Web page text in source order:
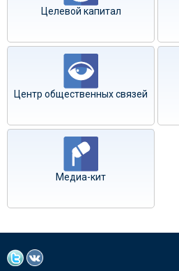
Целевой капитал
Центр общественных связей
Медиа-кит